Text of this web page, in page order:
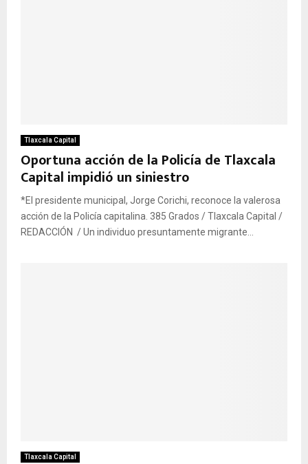
Tlaxcala Capital
Oportuna acción de la Policía de Tlaxcala
Capital impidió un siniestro
*El presidente municipal, Jorge Corichi, reconoce la valerosa
acción de la Policía capitalina. 385 Grados / Tlaxcala Capital /
REDACCIÓN / Un individuo presuntamente migrante...
Tlaxcala Capital